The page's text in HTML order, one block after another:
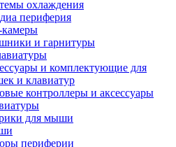
охлаждения
периферия
и гарнитуры
и комплектующие для
и клавиатур
контроллеры и аксессуары
для мыши
периферии